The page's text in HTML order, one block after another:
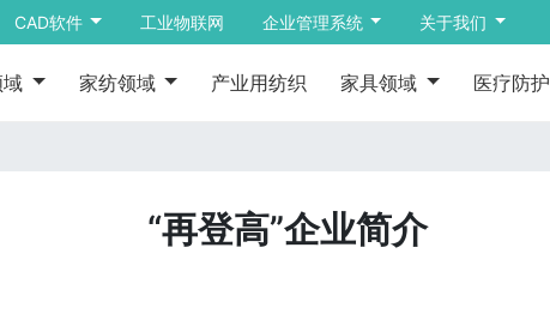
CAD软件 工业物联网 企业管理系统 关于我们
家纺领域 产业用纺织 家具领域 医疗防护
“再登高”企业简介